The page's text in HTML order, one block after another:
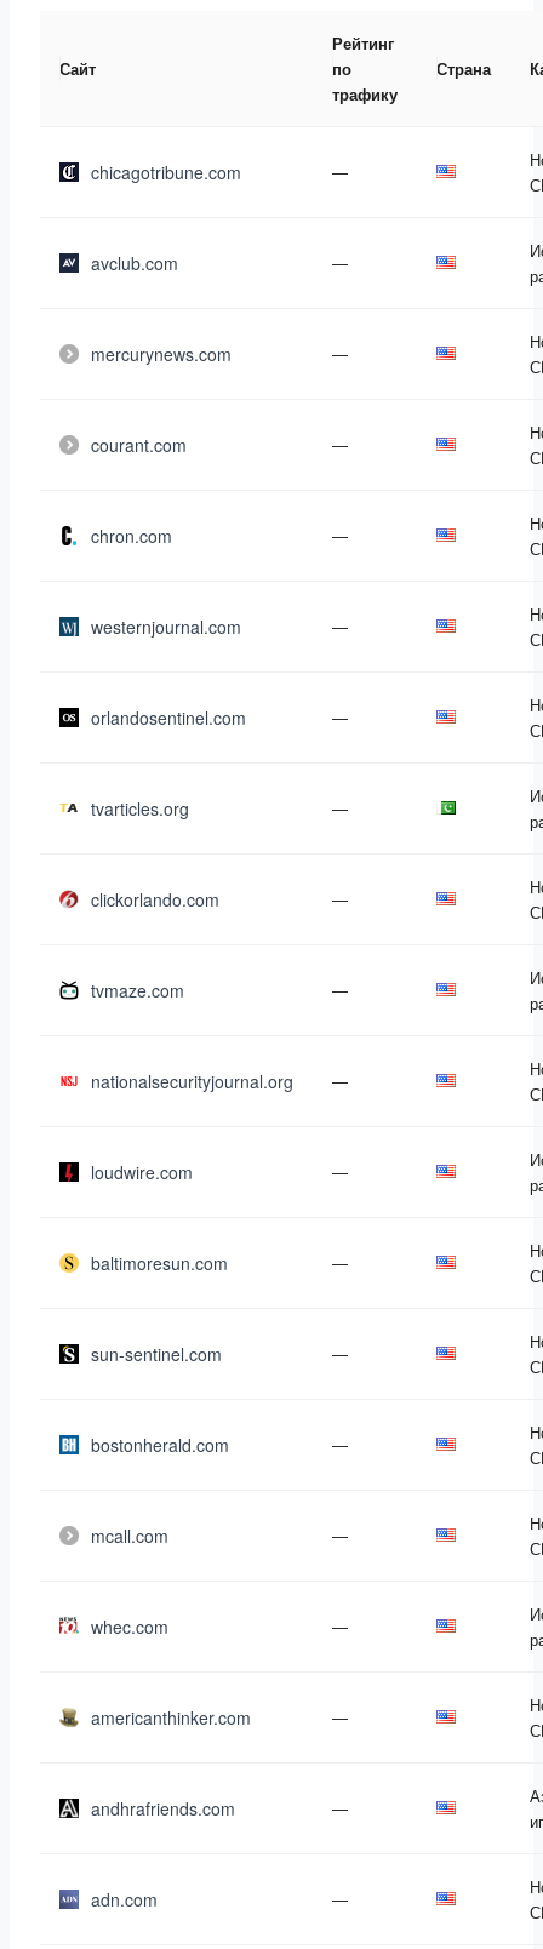
Сайт
Рейтинг
по
трафику
Страна
chicagotribune.com —
avclub.com —
mercurynews.com —
courant.com —
chron.com —
westernjournal.com —
orlandosentinel.com —
tvarticles.org —
clickorlando.com —
tvmaze.com —
nationalsecurityjournal.org —
loudwire.com —
baltimoresun.com —
sun-sentinel.com —
bostonherald.com —
mcall.com —
whec.com —
americanthinker.com —
andhrafriends.com —
adn.com —